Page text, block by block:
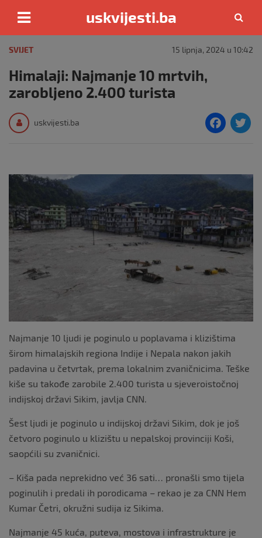
content
uskvijesti.ba
SVIJET 15 lipnja, 2024 u 10:42
Himalaji: Najmanje 10 mrtvih,
zarobljeno 2.400 turista
uskvijesti.ba
F
e
b
o
o
k
Najmanje 10 ljudi je poginulo u poplavama i klizištima
širom himalajskih regiona Indije i Nepala nakon jakih
padavina u četvrtak, prema lokalnim zvaničnicima. Teške
kiše su takođe zarobile 2.400 turista u sjeveroistočnoj
indijskoj državi Sikim, javlja CNN.
Šest ljudi je poginulo u indijskoj državi Sikim, dok je još
četvoro poginulo u klizištu u nepalskoj provinciji Koši,
saopćili su zvaničnici.
– Kiša pada neprekidno već 36 sati… pronašli smo tijela
poginulih i predali ih porodicama – rekao je za CNN Hem
Kumar Četri, okružni sudija iz Sikima.
Najmanje 45 kuća, puteva, mostova i infrastrukture je